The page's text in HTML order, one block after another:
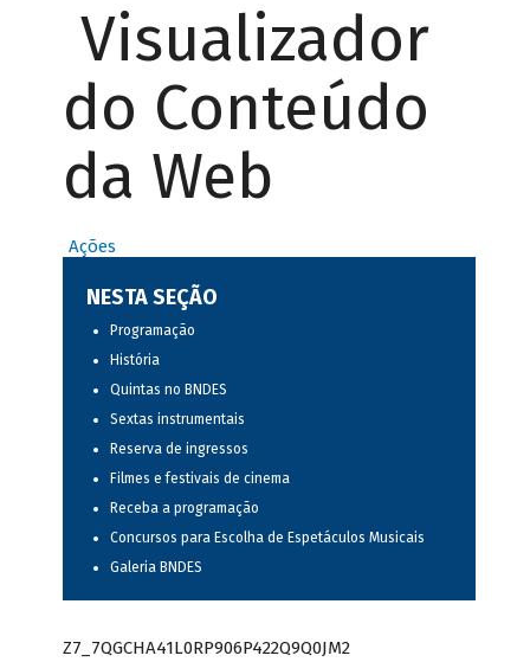
Visualizador
do Conteúdo
da Web
Ações
NESTA SEÇÃO
Programação
História
Quintas no BNDES
Sextas instrumentais
Reserva de ingressos
Filmes e festivais de cinema
Receba a programação
Concursos para Escolha de Espetáculos Musicais
Galeria BNDES
Z7_7QGCHA41L0RP906P422Q9Q0JM2